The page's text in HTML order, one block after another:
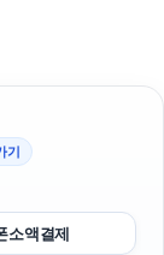
기
소액결제